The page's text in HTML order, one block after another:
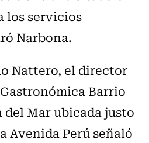
los servicios
Narbona.
Nattero, el director
Barrio
del Mar ubicada justo
Avenida Perú señaló